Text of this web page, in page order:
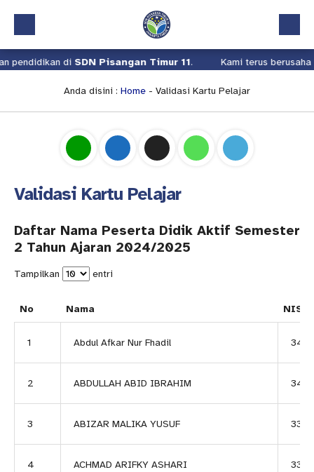
Beranda
Kalender Akademik
Download
Pindah Sekolah
UKS
Lapor
diSDN Pisangan Timur 11. Kami terus berusaha
Anda disini : Home - Validasi Kartu Pelajar
Validasi Kartu Pelajar
Daftar Nama Peserta Didik Aktif Semester
2 Tahun Ajaran 2024/2025
Tampilkan entri
No Nama NIS
1 Abdul Afkar Nur Fhadil
2 ABDULLAH ABID IBRAHIM
3 ABIZAR MALIKA YUSUF 3318
4 ACHMAD ARIFKY ASHARI 3377